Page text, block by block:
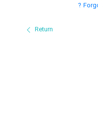
Return